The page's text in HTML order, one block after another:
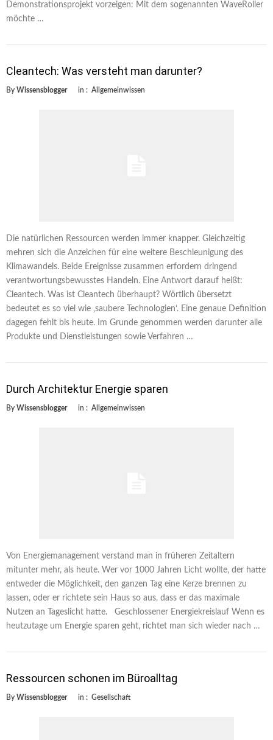
Demonstrationsprojekt vorzeigen: Mit dem sogenannten WaveRoller
möchte …
Cleantech: Was versteht man darunter?
By Wissensblogger in : Allgemeinwissen
Die natürlichen Ressourcen werden immer knapper. Gleichzeitig
mehren sich die Anzeichen für eine weitere Beschleunigung des
Klimawandels. Beide Ereignisse zusammen erfordern dringend
verantwortungsbewusstes Handeln. Eine Antwort darauf heißt:
Cleantech. Was ist Cleantech überhaupt? Wörtlich übersetzt
bedeutet es so viel wie ‚saubere Technologien‘. Eine genaue Definition
dagegen fehlt bis heute. Im Grunde genommen werden darunter alle
Produkte und Dienstleistungen sowie Verfahren …
Durch Architektur Energie sparen
By Wissensblogger in : Allgemeinwissen
Von Energiemanagement verstand man in früheren Zeitaltern
mitunter mehr, als heute. Wer vor 1000 Jahren Licht wollte, der hatte
entweder die Möglichkeit, den ganzen Tag eine Kerze brennen zu
lassen, oder er richtete sein Haus so aus, dass er das maximale
Nutzen an Tageslicht hatte. Geschlossener Energiekreislauf Wenn es
heutzutage um Energie sparen geht, richtet man sich wieder nach …
Ressourcen schonen im Büroalltag
By Wissensblogger in : Gesellschaft